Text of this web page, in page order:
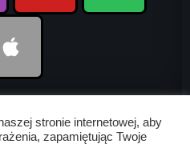
stronie internetowej, aby
zapamiętując Twoje